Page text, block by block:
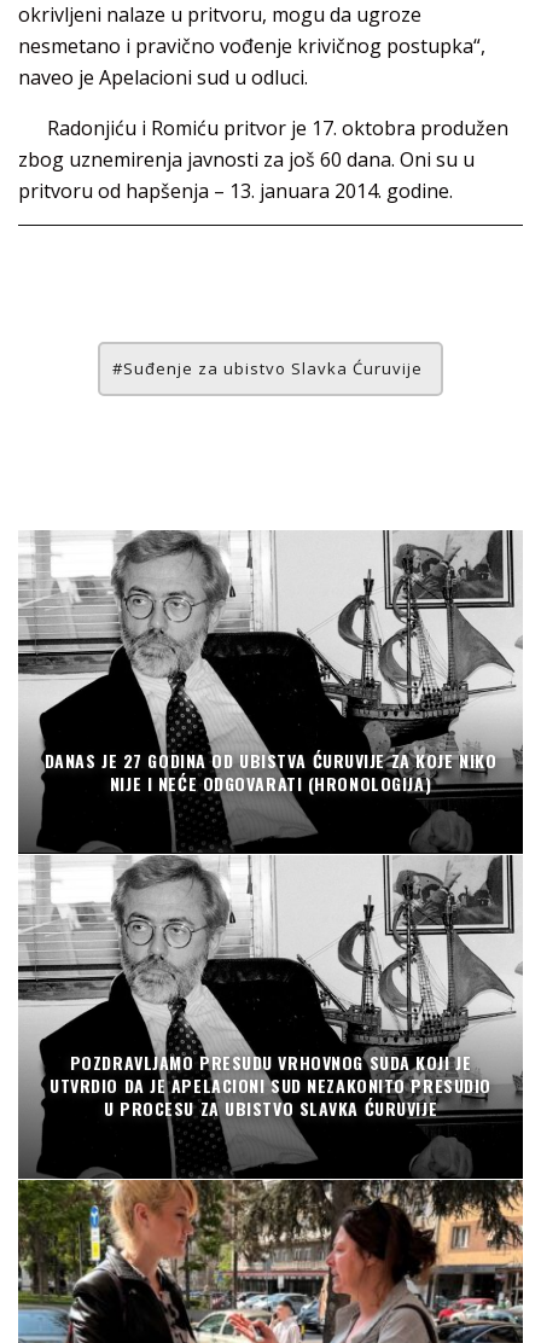
okrivljeni nalaze u pritvoru, mogu da ugroze
nesmetano i pravično vođenje krivičnog postupka“,
naveo je Apelacioni sud u odluci.
Radonjiću i Romiću pritvor je 17. oktobra produžen
zbog uznemirenja javnosti za još 60 dana. Oni su u
pritvoru od hapšenja – 13. januara 2014. godine.
Suđenje za ubistvo Slavka Ćuruvije
DANAS JE 27 GODINA OD UBISTVA ĆURUVIJE ZA KOJE NIKO
NIJE I NEĆE ODGOVARATI (HRONOLOGIJA)
POZDRAVLJAMO PRESUDU VRHOVNOG SUDA KOJI JE
UTVRDIO DA JE APELACIONI SUD NEZAKONITO PRESUDIO
U PROCESU ZA UBISTVO SLAVKA ĆURUVIJE